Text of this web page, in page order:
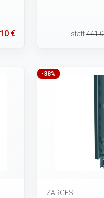
€ statt
-38%
ZARGES